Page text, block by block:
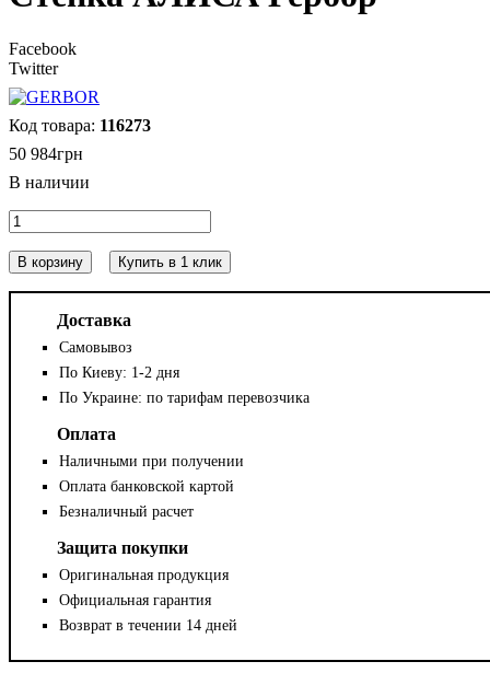
Facebook
Twitter
116273
50 984грн
В корзину Купить в 1 клик
Доставка
Самовывоз
По Киеву: 1-2 дня
По Украине: по тарифам перевозчика
Оплата
Наличными при получении
Оплата банковской картой
Безналичный расчет
Защита покупки
Оригинальная продукция
Официальная гарантия
Возврат в течении 14 дней